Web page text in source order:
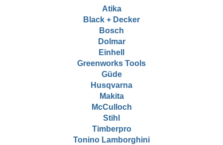
Atika
Black + Decker
Bosch
Dolmar
Einhell
Greenworks Tools
Güde
Husqvarna
Makita
McCulloch
Stihl
Timberpro
Tonino Lamborghini